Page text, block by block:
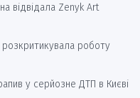
відвідала Zenyk Art
роботу
у серйозне ДТП в Києві